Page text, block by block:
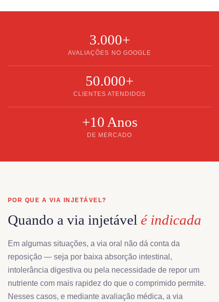
3.000+
AVALIAÇÕES NO GOOGLE
50.000+
CLIENTES ATENDIDOS
+10 Anos
DE MERCADO
POR QUE A VIA INJETÁVEL?
Quando a via injetável é indicada
Em algumas situações, a via oral não dá conta da
reposição — seja por baixa absorção intestinal,
intolerância digestiva ou pela necessidade de repor um
nutriente com mais rapidez do que o comprimido permite.
Nesses casos, e mediante avaliação médica, a via